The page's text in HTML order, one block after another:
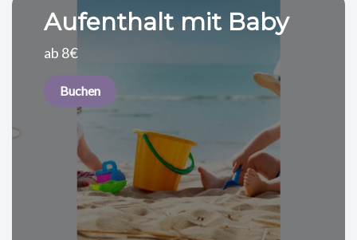
Aufenthalt mit Baby
ab 8€
Buchen